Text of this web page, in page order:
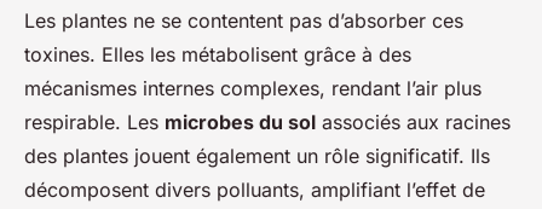
Les plantes ne se contentent pas d’absorber ces
toxines. Elles les métabolisent grâce à des
mécanismes internes complexes, rendant l’air plus
respirable. Les microbes du sol associés aux racines
des plantes jouent également un rôle significatif. Ils
décomposent divers polluants, amplifiant l’effet de